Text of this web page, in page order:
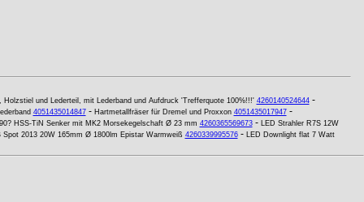
Holzstiel und Lederteil, mit Lederband und Aufdruck 'Trefferquote 100%!!!' 4260140524644-
4051435014847- Hartmetallfräser für Dremel und Proxxon 4051435017947-
90? HSS-TiN Senker mit MK2 Morsekegelschaft Ø 23 mm 4260365569673- LED Strahler R7S 12W
Spot 2013 20W 165mm Ø 1800lm Epistar Warmweiß 4260339995576- LED Downlight flat 7 Watt